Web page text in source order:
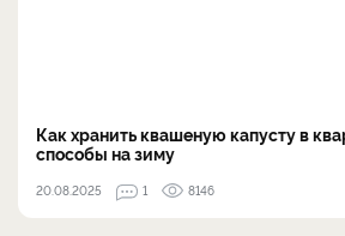
Как хранить квашеную капусту в
способы на зиму
20.08.2025 1 8146